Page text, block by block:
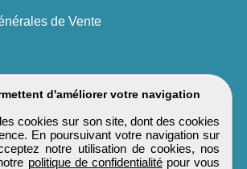
d'améliorer votre navigation
cookies sur son site, dont des cookies
En poursuivant votre navigation sur
notre utilisation de cookies, nos
politique de confidentialité pour vous
de Vente